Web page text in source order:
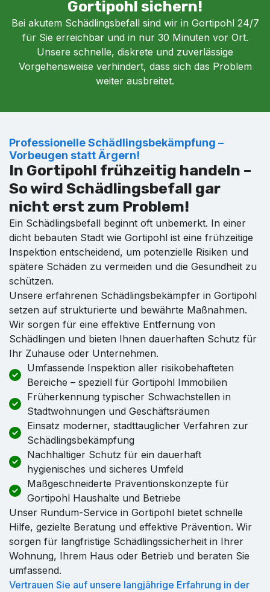
Gortipohl sichern!
Bei akutem Schädlingsbefall sind wir in Gortipohl 24/7
für Sie erreichbar und in nur 30 Minuten vor Ort.
Unsere schnelle, diskrete und zuverlässige
Vorgehensweise verhindert, dass sich das Problem
weiter ausbreitet.
Professionelle Schädlingsbekämpfung –
Vorbeugen statt Ärgern!
In Gortipohl frühzeitig handeln –
So wird Schädlingsbefall gar
nicht erst zum Problem!
Ein Schädlingsbefall beginnt oft unbemerkt. In einer
dicht bebauten Stadt wie Gortipohl ist eine frühzeitige
Inspektion entscheidend, um potenzielle Risiken und
spätere Schäden zu vermeiden und die Gesundheit zu
schützen.
Unsere erfahrenen Schädlingsbekämpfer in Gortipohl
setzen auf strukturierte und bewährte Maßnahmen.
Wir sorgen für eine effektive Entfernung von
Schädlingen und bieten Ihnen dauerhaften Schutz für
Ihr Zuhause oder Unternehmen.
Umfassende Inspektion aller risikobehafteten
Bereiche – speziell für Gortipohl Immobilien
Früherkennung typischer Schwachstellen in
Stadtwohnungen und Geschäftsräumen
Einsatz moderner, stadttauglicher Verfahren zur
Schädlingsbekämpfung
Nachhaltiger Schutz für ein dauerhaft
hygienisches und sicheres Umfeld
Maßgeschneiderte Präventionskonzepte für
Gortipohl Haushalte und Betriebe
Unser Rundum-Service in Gortipohl bietet schnelle
Hilfe, gezielte Beratung und effektive Prävention. Wir
sorgen für langfristige Schädlingssicherheit in Ihrer
Wohnung, Ihrem Haus oder Betrieb und beraten Sie
umfassend.
Vertrauen Sie auf unsere langjährige Erfahrung in der